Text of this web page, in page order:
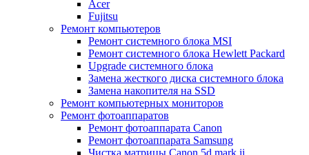
Acer
Fujitsu
Ремонт компьютеров
Ремонт системного блока MSI
Ремонт системного блока Hewlett Packard
Upgrade системного блока
Замена жесткого диска системного блока
Замена накопителя на SSD
Ремонт компьютерных мониторов
Ремонт фотоаппаратов
Ремонт фотоаппарата Canon
Ремонт фотоаппарата Samsung
Чистка матрицы Canon 5d mark ii